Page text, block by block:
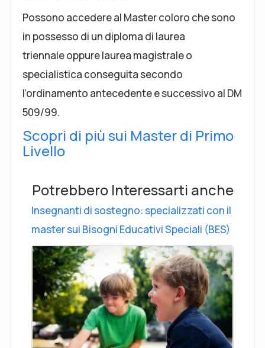
Possono accedere al Master coloro che sono
in possesso di un diploma di laurea
triennale oppure laurea magistrale o
specialistica conseguita secondo
l’ordinamento antecedente e successivo al DM
509/99.
Scopri di più sui Master di Primo
Livello
Potrebbero Interessarti anche
Insegnanti di sostegno: specializzati con il
master sui Bisogni Educativi Speciali (BES)